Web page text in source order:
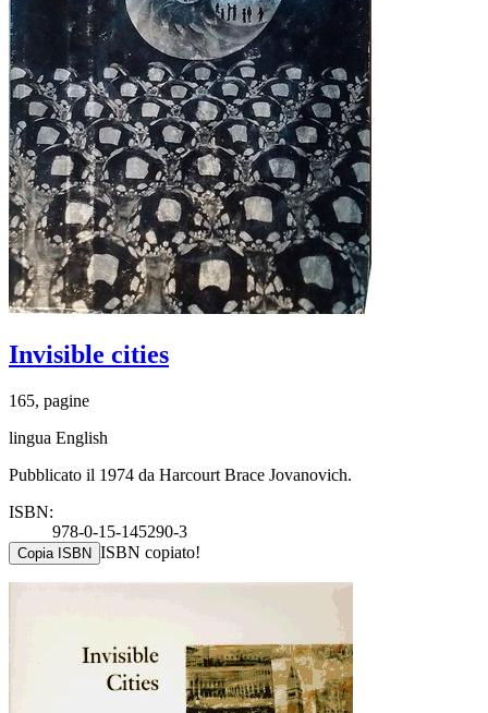
Invisible cities
165, pagine
lingua English
Pubblicato il 1974 da Harcourt Brace Jovanovich.
ISBN:
978-0-15-145290-3
Copia ISBN ISBN copiato!